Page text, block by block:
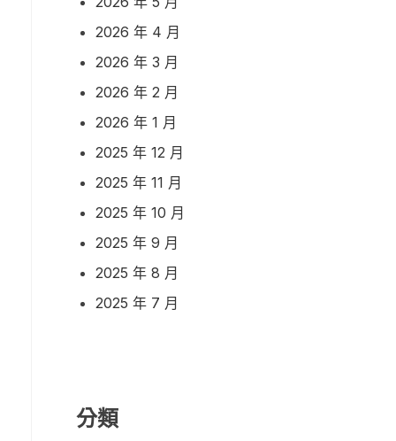
2026 年 4 月
2026 年 3 月
2026 年 2 月
2026 年 1 月
2025 年 12 月
2025 年 11 月
2025 年 10 月
2025 年 9 月
2025 年 8 月
2025 年 7 月
分類